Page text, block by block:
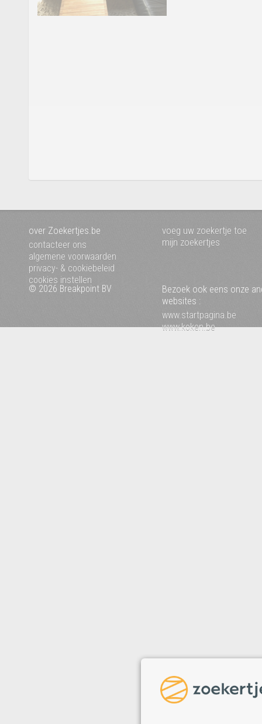
over Zoekertjes.be
contacteer ons
algemene voorwaarden
privacy- & cookiebeleid
cookies instellen
voeg uw zoekertje toe
mijn zoekertjes
© 2026 Breakpoint BV
Bezoek ook eens onze
websites :
www.startpagina.be
www.koken.be